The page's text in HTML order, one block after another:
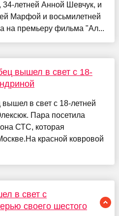
34-летней Анной Шевчук, и
Марфой и восьмилетней
на премьеру фильма "Ал...
вышел в свет с 18-
в свет с 18-летней
Пара посетила
СТС, которая
красной ковровой
в свет с
своего шестого